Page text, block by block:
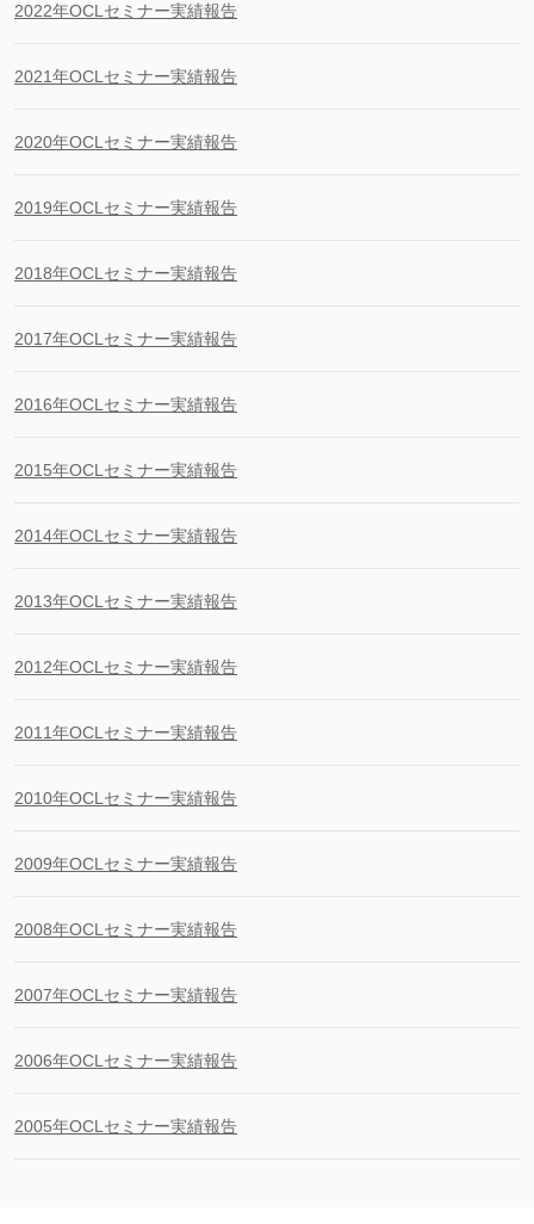
2022年OCLセミナー実績報告
2021年OCLセミナー実績報告
2020年OCLセミナー実績報告
2019年OCLセミナー実績報告
2018年OCLセミナー実績報告
2017年OCLセミナー実績報告
2016年OCLセミナー実績報告
2015年OCLセミナー実績報告
2014年OCLセミナー実績報告
2013年OCLセミナー実績報告
2012年OCLセミナー実績報告
2011年OCLセミナー実績報告
2010年OCLセミナー実績報告
2009年OCLセミナー実績報告
2008年OCLセミナー実績報告
2007年OCLセミナー実績報告
2006年OCLセミナー実績報告
2005年OCLセミナー実績報告